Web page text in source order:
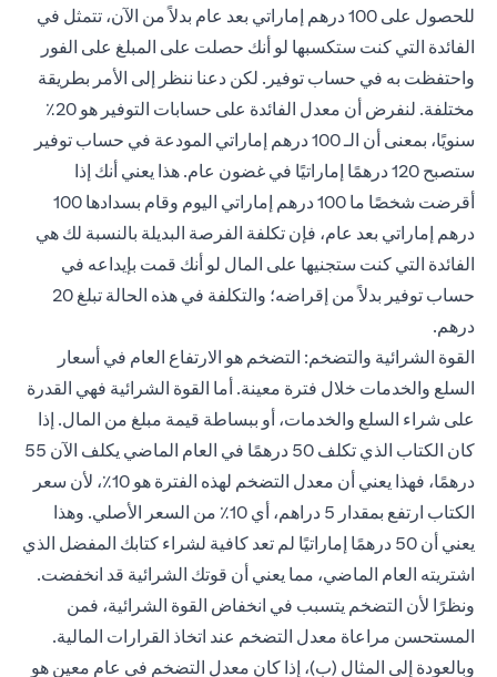
للحصول على 100 درهم إماراتي بعد عام بدلاً من الآن، تتمثل في
الفائدة التي كنت ستكسبها لو أنك حصلت على المبلغ على الفور
واحتفظت به في حساب توفير. لكن دعنا ننظر إلى الأمر بطريقة
مختلفة. لنفرض أن معدل الفائدة على حسابات التوفير هو 20٪
سنويًا، بمعنى أن الـ 100 درهم إماراتي المودعة في حساب توفير
ستصبح 120 درهمًا إماراتيًا في غضون عام. هذا يعني أنك إذا
أقرضت شخصًا ما 100 درهم إماراتي اليوم وقام بسدادها 100
درهم إماراتي بعد عام، فإن تكلفة الفرصة البديلة بالنسبة لك هي
الفائدة التي كنت ستجنيها على المال لو أنك قمت بإيداعه في
حساب توفير بدلاً من إقراضه؛ والتكلفة في هذه الحالة تبلغ 20
درهم.
القوة الشرائية والتضخم: التضخم هو الارتفاع العام في أسعار
السلع والخدمات خلال فترة معينة. أما القوة الشرائية فهي القدرة
على شراء السلع والخدمات، أو ببساطة قيمة مبلغ من المال. إذا
كان الكتاب الذي تكلف 50 درهمًا في العام الماضي يكلف الآن 55
درهمًا، فهذا يعني أن معدل التضخم لهذه الفترة هو 10٪، لأن سعر
الكتاب ارتفع بمقدار 5 دراهم، أي 10٪ من السعر الأصلي. وهذا
يعني أن 50 درهمًا إماراتيًا لم تعد كافية لشراء كتابك المفضل الذي
اشتريته العام الماضي، مما يعني أن قوتك الشرائية قد انخفضت.
ونظرًا لأن التضخم يتسبب في انخفاض القوة الشرائية، فمن
المستحسن مراعاة معدل التضخم عند اتخاذ القرارات المالية.
وبالعودة إلى المثال (ب)، إذا كان معدل التضخم في عام معين هو